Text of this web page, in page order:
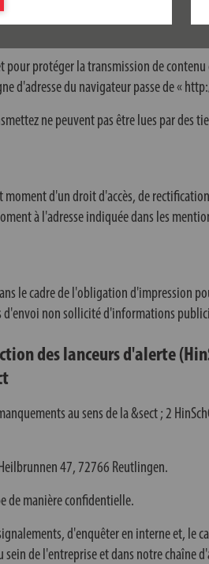
pour protéger la transmission de
d'adresse du navigateur passe de «
ne peuvent pas être lues par des
d'un droit d'accès, de
à l'adresse indiquée dans les
le cadre de l'obligation d'impression
non sollicité d'informations
des lanceurs d'alerte
au sens de la &sect ; 2
47, 72766 Reutlingen.
de manière confidentielle.
d'enquêter en interne et, le
sein de l'entreprise et dans notre chaîne